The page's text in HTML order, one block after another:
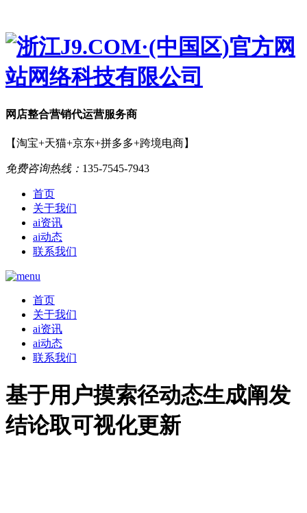
网店整合营销代运营服务商
【淘宝+天猫+京东+拼多多+跨境电商】
免费咨询热线： 135-7545-7943
首页
关于我们
ai资讯
ai动态
联系我们
首页
关于我们
ai资讯
ai动态
联系我们
基于用户摸索径动态生成阐发
结论取可视化更新